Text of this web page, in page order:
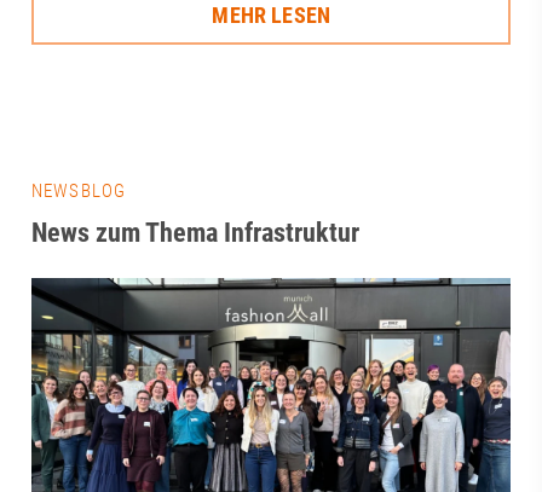
MEHR LESEN
NEWSBLOG
News zum Thema Infrastruktur